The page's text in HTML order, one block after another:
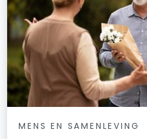
MENS EN SAMENLEVING